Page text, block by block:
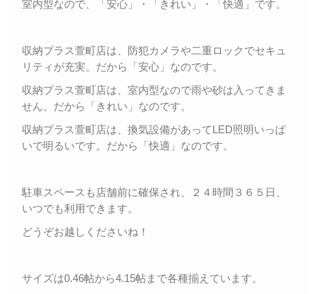
室内型なので、「安心」・「きれい」・「快適」です。
収納プラス萱町店は、防犯カメラや二重ロックでセキュ
リティが充実。だから「安心」なのです。
収納プラス萱町店は、室内型なので雨や砂は入ってきま
せん。だから「きれい」なのです。
収納プラス萱町店は、換気設備があってLED照明いっぱ
いで明るいです。だから「快適」なのです。
駐車スペースも店舗前に確保され、２４時間３６５日、
いつでも利用できます。
どうぞお越しくださいね！
サイズは0.46帖から4.15帖まで各種揃えています。